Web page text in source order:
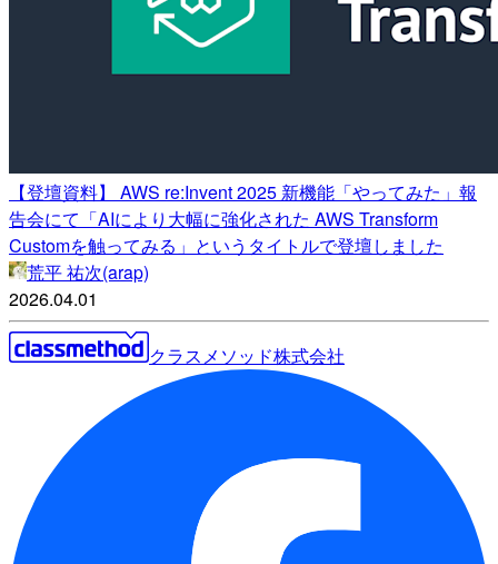
【登壇資料】 AWS re:Invent 2025 新機能「やってみた」報
告会にて「AIにより大幅に強化された AWS Transform
Customを触ってみる」というタイトルで登壇しました
荒平 祐次(arap)
2026.04.01
クラスメソッド株式会社